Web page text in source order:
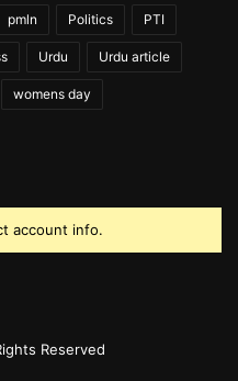
pmln Politics PTI
Urdu Urdu article
womens day
account info.
Reserved